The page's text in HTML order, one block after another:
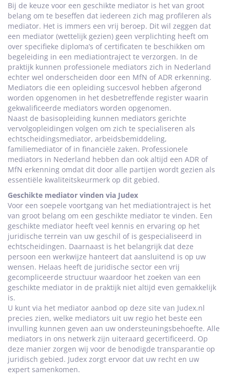
Bij de keuze voor een geschikte mediator is het van groot
belang om te beseffen dat iedereen zich mag profileren als
mediator. Het is immers een vrij beroep. Dit wil zeggen dat
een mediator (wettelijk gezien) geen verplichting heeft om
over specifieke diploma’s of certificaten te beschikken om
begeleiding in een mediationtraject te verzorgen. In de
praktijk kunnen professionele mediators zich in Nederland
echter wel onderscheiden door een MfN of ADR erkenning.
Mediators die een opleiding succesvol hebben afgerond
worden opgenomen in het desbetreffende register waarin
gekwalificeerde mediators worden opgenomen.
Naast de basisopleiding kunnen mediators gerichte
vervolgopleidingen volgen om zich te specialiseren als
echtscheidingsmediator, arbeidsbemiddeling,
familiemediator of in financiële zaken. Professionele
mediators in Nederland hebben dan ook altijd een ADR of
MfN erkenning omdat dit door alle partijen wordt gezien als
essentiële kwaliteitskeurmerk op dit gebied.
Geschikte mediator vinden via Judex
Voor een soepele voortgang van het mediationtraject is het
van groot belang om een geschikte mediator te vinden. Een
geschikte mediator heeft veel kennis en ervaring op het
juridische terrein van uw geschil of is gespecialiseerd in
echtscheidingen. Daarnaast is het belangrijk dat deze
persoon een werkwijze hanteert dat aansluitend is op uw
wensen. Helaas heeft de juridische sector een vrij
gecompliceerde structuur waardoor het zoeken van een
geschikte mediator in de praktijk niet altijd even gemakkelijk
is.
U kunt via het mediator aanbod op deze site van Judex.nl
precies zien, welke mediators uit uw regio het beste een
invulling kunnen geven aan uw ondersteuningsbehoefte. Alle
mediators in ons netwerk zijn uiteraard gecertificeerd. Op
deze manier zorgen wij voor de benodigde transparantie op
juridisch gebied. Judex zorgt ervoor dat uw recht en uw
expert samenkomen.